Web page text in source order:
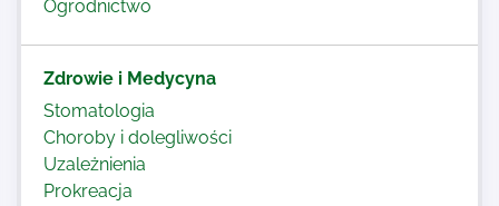
Ogrodnictwo
Zdrowie i Medycyna
Stomatologia
Choroby i dolegliwości
Uzależnienia
Prokreacja